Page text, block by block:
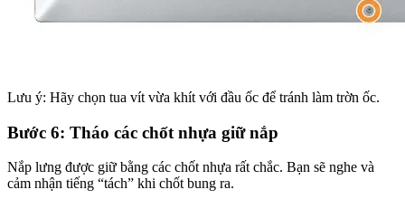
Lưu ý: Hãy chọn tua vít vừa khít với đầu ốc để tránh làm trờn ốc.
Bước 6: Tháo các chốt nhựa giữ nắp
Nắp lưng được giữ bằng các chốt nhựa rất chắc. Bạn sẽ nghe và
cảm nhận tiếng “tách” khi chốt bung ra.